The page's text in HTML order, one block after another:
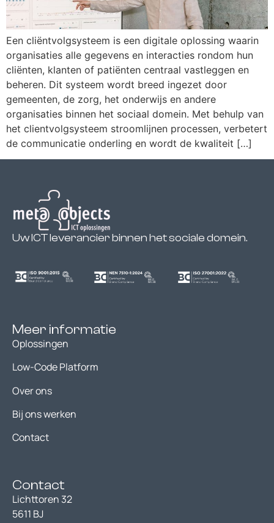
Een cliëntvolgsysteem is een digitale oplossing waarin
organisaties alle gegevens en interacties rondom hun
cliënten, klanten of patiënten centraal vastleggen en
beheren. Dit systeem wordt breed ingezet door
gemeenten, de zorg, het onderwijs en andere
organisaties binnen het sociaal domein. Met behulp van
het clientvolgsysteem stroomlijnen processen, verbetert
de communicatie onderling en wordt de kwaliteit […]
Uw ICT leverancier binnen het sociale domein.
Meer informatie
Oplossingen
Low-Code Platform
Over ons
Bij ons werken
Contact
Contact
Lichttoren 32
5611 BJ